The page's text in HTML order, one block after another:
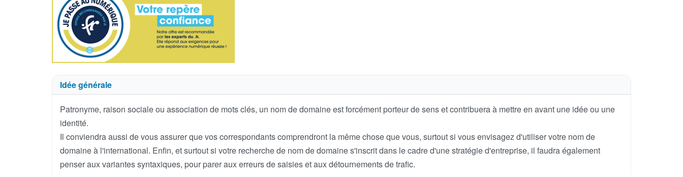
Idée générale
Patronyme, raison sociale ou association de mots clés, un nom de domaine est forcément porteur de sens et contribuera à mettre en avant une idée ou une
identité.
Il conviendra aussi de vous assurer que vos correspondants comprendront la même chose que vous, surtout si vous envisagez d'utiliser votre nom de
domaine à l'international. Enfin, et surtout si votre recherche de nom de domaine s'inscrit dans le cadre d'une stratégie d'entreprise, il faudra également
penser aux variantes syntaxiques, pour parer aux erreurs de saisies et aux détournements de trafic.